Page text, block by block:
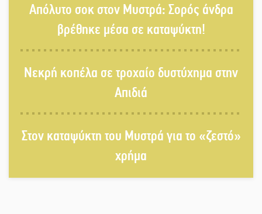
Αντάμωμα με μουσική, χορό και
παράδοση
ανοιχτά του Γυθείου
Αποστολή εξετελέσθη στην Ταϊβάν:
Στη βάση τους τα παγκόσμια
Σπαρτιατόπουλα
«Ρίζες και Ρεύματα» στο
Απόλυτο σοκ στον Μυστρά: Σορός άνδρα
βρέθηκε μέσα σε καταψύκτη!
Νεκρή κοπέλα σε τροχαίο δυστύχημα στην
Απιδιά
Στον καταψύκτη του Μυστρά για το «ζεστό»
χρήμα